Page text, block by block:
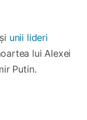
unii lideri
lui Alexei
Putin.